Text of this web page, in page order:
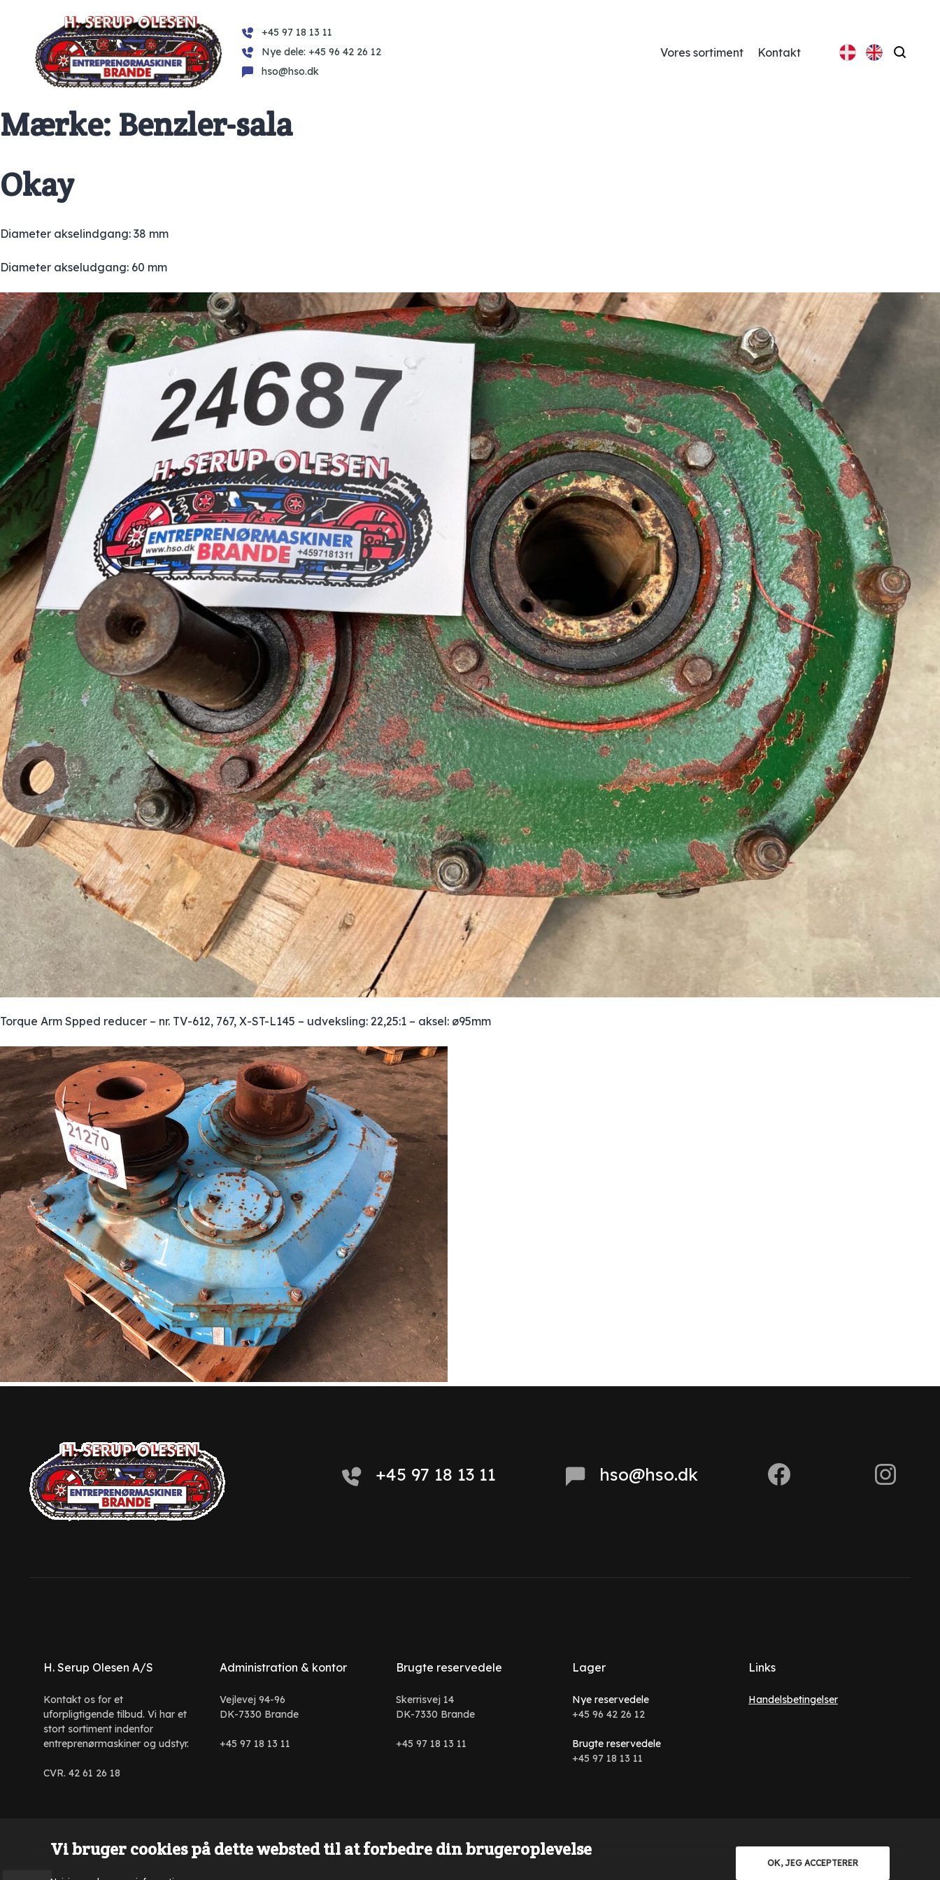
+45 97 18 13 11
Nye dele: +45 96 42 26 12
hso@hso.dk
Vores sortiment Kontakt Søg
Mærke: Benzler-sala
Okay
Diameter akselindgang: 38 mm
Diameter akseludgang: 60 mm
Torque Arm Spped reducer – nr. TV-612, 767, X-ST-L145 – udveksling: 22,25:1 – aksel: ø95mm
+45 97 18 13 11 hso@hso.dk
H. Serup Olesen A/S
Kontakt os for et
uforpligtigende tilbud. Vi har et
stort sortiment indenfor
entreprenørmaskiner og udstyr.
CVR. 42 61 26 18
Administration & kontor
Vejlevej 94-96
DK-7330 Brande
+45 97 18 13 11
Brugte reservedele
Skerrisvej 14
DK-7330 Brande
+45 97 18 13 11
Lager
Nye reservedele
+45 96 42 26 12
Brugte reservedele
+45 97 18 13 11
Links
Handelsbetingelser
Vi bruger cookies på dette websted til at forbedre din brugeroplevelse
OK, JEG ACCEPTERER